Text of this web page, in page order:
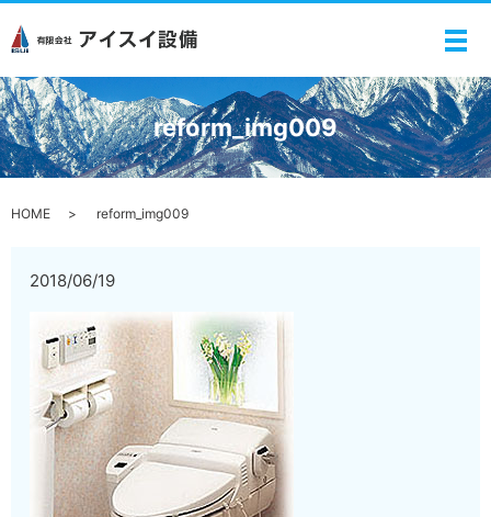
メ
reform_img009
HOME reform_img009
2018/06/19